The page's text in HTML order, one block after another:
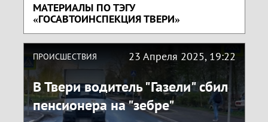
МАТЕРИАЛЫ ПО ТЭГУ
«ГОСАВТОИНСПЕКЦИЯ ТВЕРИ»
ПРОИСШЕСТВИЯ 23 Апреля 2025, 19:22
В Твери водитель "Газели" сбил
пенсионера на "зебре"